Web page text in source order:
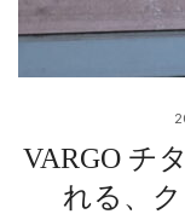
VARGO チ
れる、